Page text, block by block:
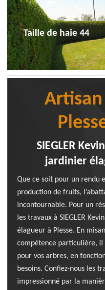
Taille de haie 44
SIEGLER
jardinier
Que ce soit pour un rendu
production de fruits,
incontournable. Pour un
les travaux à SIEGLER
élagueur à Plesse. En
compétence particulière,
pour vos arbres, en
besoins. Confiez-nous les
impressionné par la